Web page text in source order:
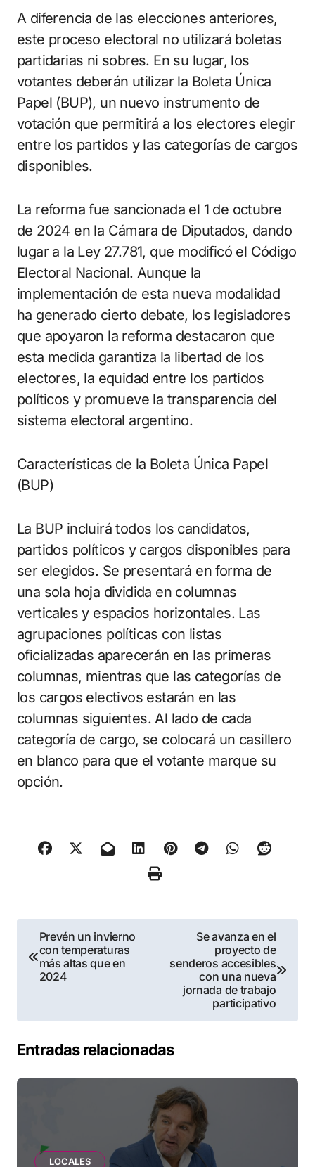
A diferencia de las elecciones anteriores,
este proceso electoral no utilizará boletas
partidarias ni sobres. En su lugar, los
votantes deberán utilizar la Boleta Única
Papel (BUP), un nuevo instrumento de
votación que permitirá a los electores elegir
entre los partidos y las categorías de cargos
disponibles.
La reforma fue sancionada el 1 de octubre
de 2024 en la Cámara de Diputados, dando
lugar a la Ley 27.781, que modificó el Código
Electoral Nacional. Aunque la
implementación de esta nueva modalidad
ha generado cierto debate, los legisladores
que apoyaron la reforma destacaron que
esta medida garantiza la libertad de los
electores, la equidad entre los partidos
políticos y promueve la transparencia del
sistema electoral argentino.
Características de la Boleta Única Papel
(BUP)
La BUP incluirá todos los candidatos,
partidos políticos y cargos disponibles para
ser elegidos. Se presentará en forma de
una sola hoja dividida en columnas
verticales y espacios horizontales. Las
agrupaciones políticas con listas
oficializadas aparecerán en las primeras
columnas, mientras que las categorías de
los cargos electivos estarán en las
columnas siguientes. Al lado de cada
categoría de cargo, se colocará un casillero
en blanco para que el votante marque su
opción.
Navegación
de
Prevén un invierno
con temperaturas
más altas que en
2024
Se avanza en el
proyecto de
senderos accesibles
con una nueva
jornada de trabajo
participativo
Entradas relacionadas
LOCALES